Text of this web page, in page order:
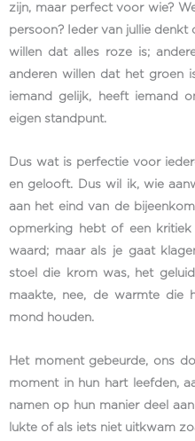
zijn, maar perfect voor wie?
persoon? Ieder van jullie denkt
willen dat alles roze is;
anderen willen dat het groen
iemand gelijk, heeft iemand
eigen standpunt.
Dus wat is perfectie voor
en gelooft. Dus wil ik, wie
aan het eind van de
opmerking hebt of een
waard; maar als je gaat
stoel die krom was, het
maakte, nee, de warmte die
mond houden.
Het moment gebeurde, ons
moment in hun hart leefden,
namen op hun manier deel
lukte of als iets niet uitkwam